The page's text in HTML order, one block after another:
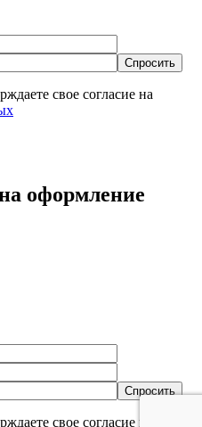
свое согласие на
оформление
свое согласие на